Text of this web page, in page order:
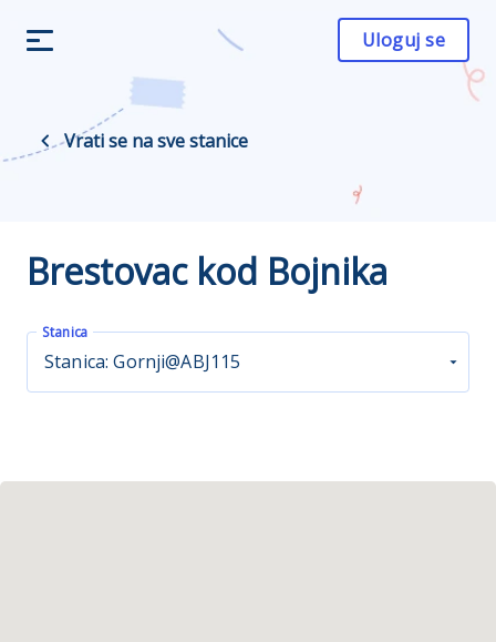
Uloguj se
Vrati se na sve stanice
Brestovac kod Bojnika
Stanica
Stanica: Gornji@ABJ115